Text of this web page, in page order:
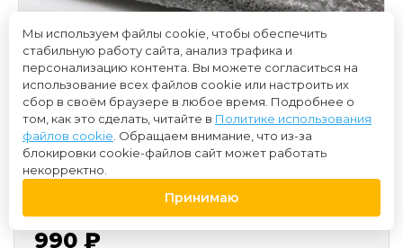
990 ₽
Мы используем файлы cookie, чтобы обеспечить
стабильную работу сайта, анализ трафика и
персонализацию контента. Вы можете согласиться на
использование всех файлов cookie или настроить их
сбор в своём браузере в любое время. Подробнее о
том, как это сделать, читайте в Политике использования
файлов cookie . Обращаем внимание, что из-за
блокировки cookie-файлов сайт может работать
некорректно.
Принимаю